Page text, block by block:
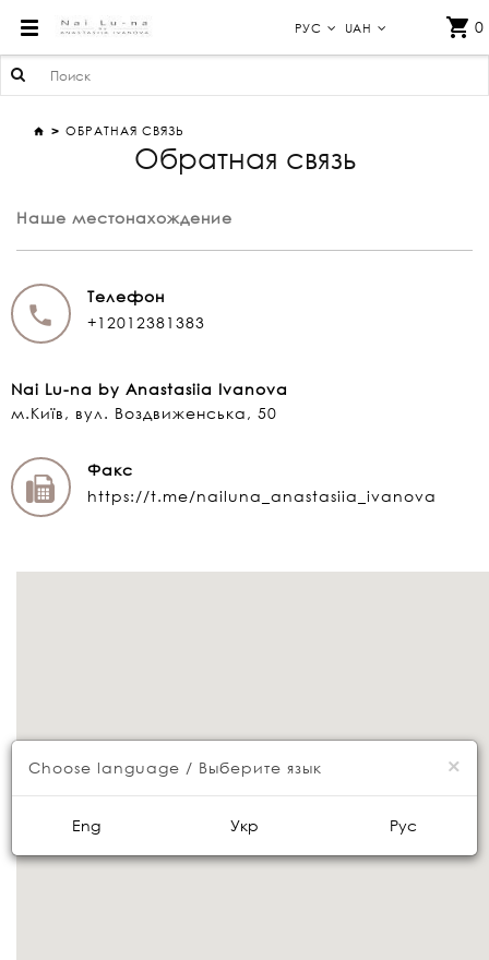
РУС UAH 0
ОБРАТНАЯ СВЯЗЬ
Обратная связь
Наше местонахождение
Телефон
+12012381383
Nai Lu-na by Anastasiia Ivanova
м.Київ, вул. Воздвиженська, 50
Факс
https://t.me/nailuna_anastasiia_ivanova
×
Choose language / Выберите язык
Eng Укр Рус
ОБРАТНАЯ СВЯЗЬ